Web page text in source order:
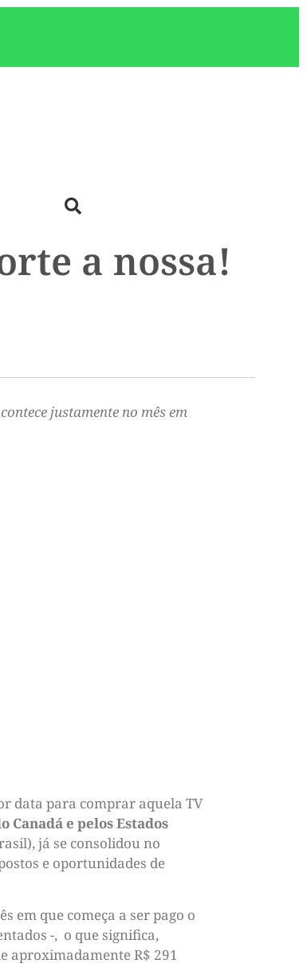
a nossa!
justamente no mês em
data para comprar aquela TV
e pelos Estados
já se consolidou no
e oportunidades de
em que começa a ser pago o
-, o que significa,
aproximadamente R$ 291